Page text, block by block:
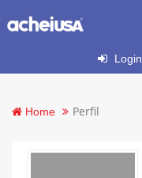
Login
Home Perfil